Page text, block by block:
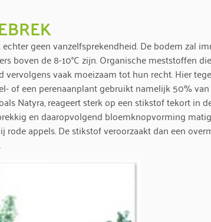
geen vanzelfsprekendheid. De bodem zal
boven de 8-10°C zijn. Organische meststoffen
vaak moeizaam tot hun recht. Hier
of een perenaanplant gebruikt namelijk 50%
Natyra, reageert sterk op een stikstof tekort in
en daaropvolgend bloemknopvorming
appels. De stikstof veroorzaakt dan een